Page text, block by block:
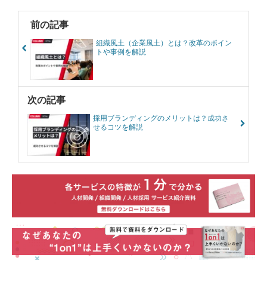
前の記事
組織風土（企業風土）とは？改革のポイン
トや事例を解説
次の記事
採用ブランディングのメリットは？成功さ
せるコツを解説